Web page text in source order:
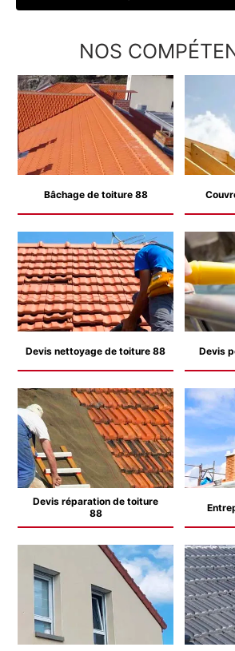
NOS
Bâchage de toiture 88
Devis nettoyage de toiture 88 Devis
Devis réparation de toiture
88